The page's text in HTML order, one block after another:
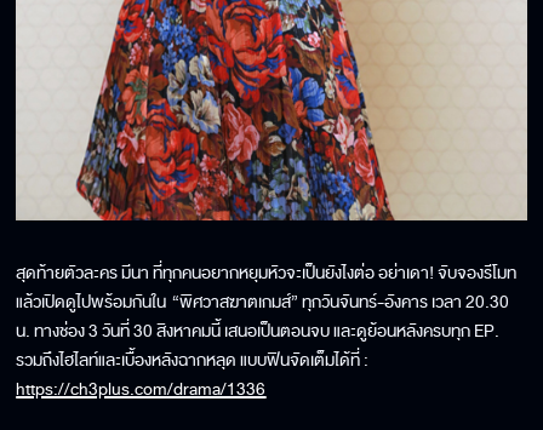
สุดท้ายตัวละคร มีนา ที่ทุกคนอยากหยุมหัวจะเป็นยังไงต่อ อย่าเดา! จับจองรีโมท
แล้วเปิดดูไปพร้อมกันใน “พิศวาสฆาตเกมส์” ทุกวันจันทร์-อังคาร เวลา 20.30
น. ทางช่อง 3 วันที่ 30 สิงหาคมนี้ เสนอเป็นตอนจบ และดูย้อนหลังครบทุก EP.
รวมถึงไฮไลท์และเบื้องหลังฉากหลุด แบบฟินจัดเต็มได้ที่ :
https://ch3plus.com/drama/1336